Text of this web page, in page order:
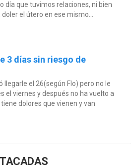
día que tuvimos relaciones, ni bien
el útero en ese mismo...
3 días sin riesgo de
llegarle el 26(según Flo) pero no le
el viernes y después no ha vuelto a
dolores que vienen y van